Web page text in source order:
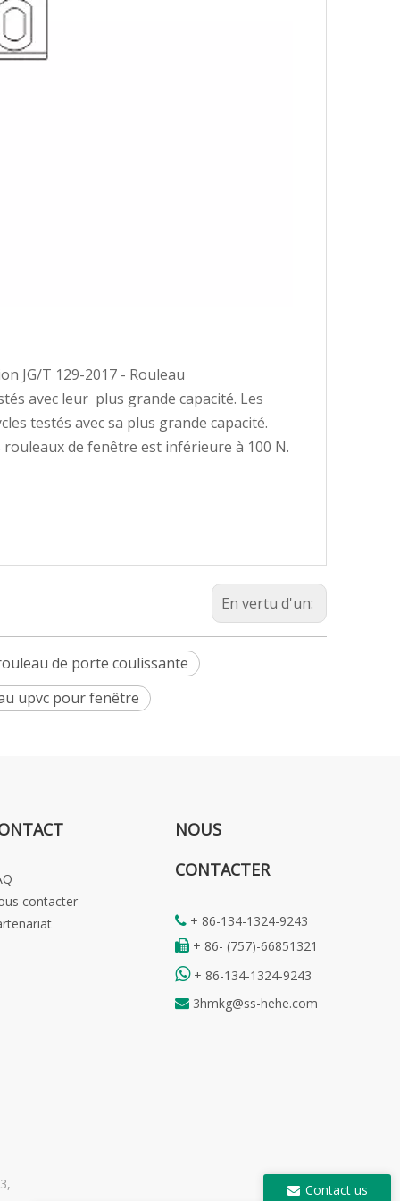
JG/T 129-2017 - Rouleau
avec leur plus grande capacité. Les
testés avec sa plus grande capacité.
de fenêtre est inférieure à 100 N.
En vertu d'un:
de porte coulissante
upvc pour fenêtre
contacter
NOUS
CONTACTER
 + 86-134-1324-9243
 + 86- (757)-66851321
 + 86-134-1324-9243
 3hmkg@ss-hehe.com
, Contact us